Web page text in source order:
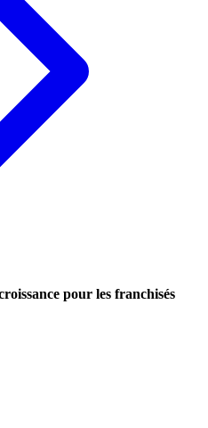
pour les franchisés